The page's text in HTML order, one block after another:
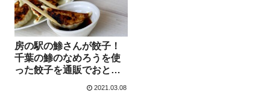
房の駅の鯵さんが餃子！
千葉の鯵のなめろうを使
った餃子を通販でおとり
2021.03.08